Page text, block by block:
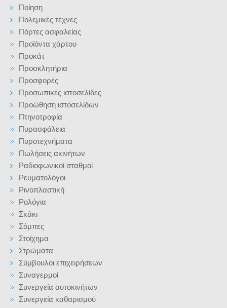
Ποίηση
Πολεμικές τέχνες
Πόρτες ασφαλείας
Προϊόντα χάρτου
Προκάτ
Προσκλητήρια
Προσφορές
Προσωπικές ιστοσελίδες
Προώθηση ιστοσελίδων
Πτηνοτροφία
Πυρασφάλεια
Πυροτεχνήματα
Πωλήσεις ακινήτων
Ραδιοφωνικοί σταθμοί
Ρευματολόγοι
Ρινοπλαστική
Ρολόγια
Σκάκι
Σόμπες
Στοίχημα
Στρώματα
Σύμβουλοι επιχειρήσεων
Συναγερμοί
Συνεργεία αυτοκινήτων
Συνεργεία καθαρισμού